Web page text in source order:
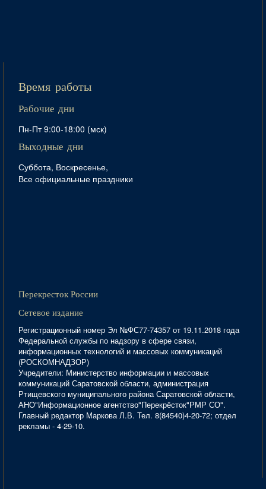
Время работы
Рабочие дни
Пн-Пт 9:00-18:00 (мск)
Выходные дни
Суббота, Воскресенье,
Все официальные праздники
Перекресток России
Сетевое издание
Регистрационный номер Эл №ФС77-74357 от 19.11.2018 года
Федеральной службы по надзору в сфере связи,
информационных технологий и массовых коммуникаций
(РОСКОМНАДЗОР)
Учредители: Министерство информации и массовых
коммуникаций Саратовской области, администрация
Ртищевского муниципального района Саратовской области,
АНО"Информационное агентство"Перекрёсток"РМР СО".
Главный редактор Маркова Л.В. Тел. 8(84540)4-20-72; отдел
рекламы - 4-29-10.